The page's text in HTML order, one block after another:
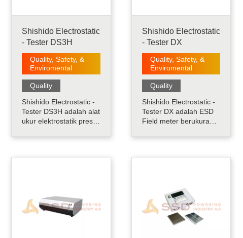
Shishido Electrostatic
- Tester DS3H
Quality, Safety, &
Enviromental
Quality
Shishido Electrostatic -
Tester DS3H adalah alat
ukur elektrostatik presisi
digital dirancang untuk
dari potensi objek yang
medan listrik yang
diter.....
Shishido Electrostatic
- Tester DX
Quality, Safety, &
Enviromental
Quality
Shishido Electrostatic -
Tester DX adalah ESD
Field meter berukuran
menggabungkan
termasuk pengukuran
pelat bermuatan, dan
pemantauan
keseimbangan ion. DX
memiliki tampilan digital